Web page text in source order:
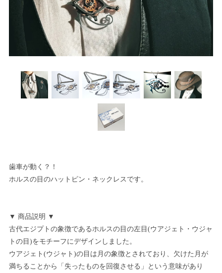
歯車が動く？！
ホルスの目のハットピン・ネックレスです。
▼ 商品説明 ▼
古代エジプトの象徴であるホルスの目の左目(ウアジェト・ウジャ
トの目)をモチーフにデザインしました。
ウアジェト(ウジャト)の目は月の象徴とされており、欠けた月が
満ちることから「失ったものを回復させる」という意味があり